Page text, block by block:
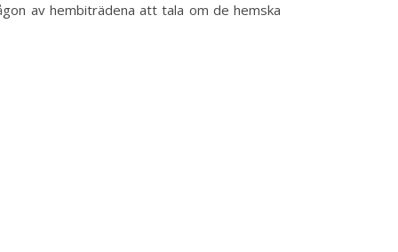
av hembiträdena att tala om de hemska